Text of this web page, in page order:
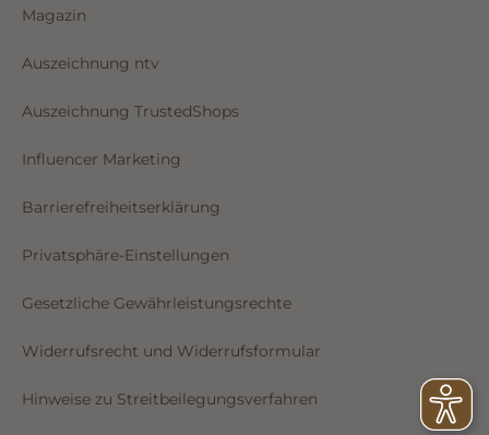
Magazin
Auszeichnung ntv
Auszeichnung TrustedShops
Influencer Marketing
Barrierefreiheitserklärung
Privatsphäre-Einstellungen
Gesetzliche Gewährleistungsrechte
Widerrufsrecht und Widerrufsformular
Hinweise zu Streitbeilegungsverfahren